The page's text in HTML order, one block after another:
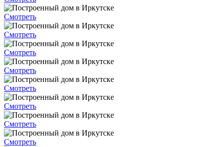
Смотреть
Смотреть
Смотреть
Смотреть
Смотреть
Смотреть
Смотреть
Смотреть